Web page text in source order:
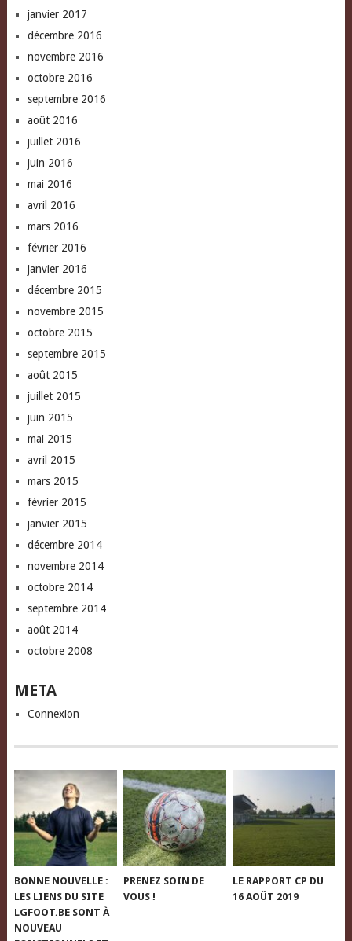
janvier 2017
décembre 2016
novembre 2016
octobre 2016
septembre 2016
août 2016
juillet 2016
juin 2016
mai 2016
avril 2016
mars 2016
février 2016
janvier 2016
décembre 2015
novembre 2015
octobre 2015
septembre 2015
août 2015
juillet 2015
juin 2015
mai 2015
avril 2015
mars 2015
février 2015
janvier 2015
décembre 2014
novembre 2014
octobre 2014
septembre 2014
août 2014
octobre 2008
META
Connexion
BONNE NOUVELLE :
LES LIENS DU SITE
LGFOOT.BE SONT À
NOUVEAU
PRENEZ SOIN DE
VOUS !
LE RAPPORT CP DU
16 AOÛT 2019